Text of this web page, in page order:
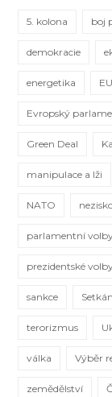
5. kolona boj
demokracie
energetika EU
Evropský
Green Deal
manipulace a lži
NATO
parlamentní
prezidentské
sankce
terorizmus
válka Výběr
zemědělství